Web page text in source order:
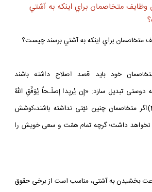
وظايف متخاصمان براي اينكه به آشتي
متخاصمان براي اينكه به آشتي برسند چيست؟
خود بايد قصد اصلاح داشته باشند
دوستى تبديل سازد: «إِن يُريِدا إِصلَـحاً يُوَفِّقِ اللّهُ
بَينَهُما.»(نساء/4،35)اگر متخاصمان چنين نيّتى نداشته باشند،كوشش
نخواهد داشت؛ گرچه تمام همّت و سعى خويش را
بخشيدن به آشتى، مناسب است از برخى حقوق